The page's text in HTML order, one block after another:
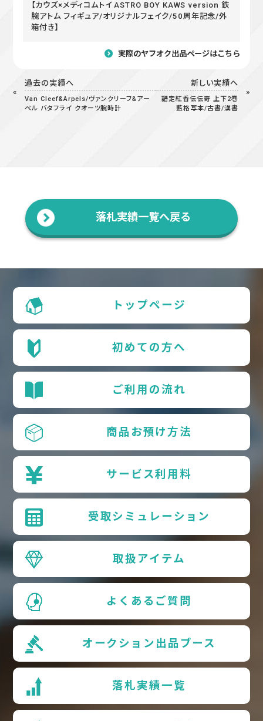
【カウズ×メディコムトイ ASTRO BOY KAWS version 鉄
腕アトム フィギュア/オリジナルフェイク/50周年記念/外
箱付き】
実際のヤフオク出品ページはこちら
過去の実績へ
Van Cleef&Arpels/ヴァンクリーフ&アー
ペル バタフライ クオーツ腕時計
新しい実績へ
譜定紅香伝伝奇 上下2巻
藍格写本/古書/漢書
落札実績一覧へ戻る
トップページ
初めての方へ
ご利用の流れ
商品お預け方法
サービス利用料
受取シミュレーション
取扱アイテム
よくあるご質問
オークション出品ブース
落札実績一覧